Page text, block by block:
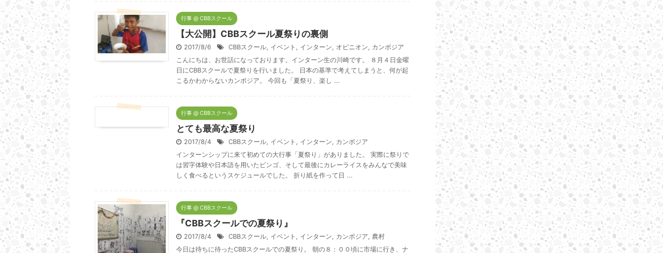
行事 @ CBBスクール
【大公開】CBBスクール夏祭りの裏側
2017/8/6 CBBスクール, イベント , インターン, オピニオン, カンボジア
こんにちは、お世話になっております。インターン生の川崎です。 ８月４日金曜
日にCBBスクールで夏祭りを行いました。 日本の基準で考えてしまうと、何が起
こるかわからないカンボジア。 今回も「夏祭り、楽し ...
行事 @ CBBスクール
とても最高な夏祭り
2017/8/4 CBBスクール, イベント , インターン, カンボジア
インターンシップに来て初めての大行事「夏祭り」がありました。 実際に祭りで
は習字体験や日本語を用いたビンゴ、そして最後にカレーライスをみんなで美味
しく食べるというスケジュールでした。 折り紙を作って日 ...
行事 @ CBBスクール
『CBBスクールでの夏祭り』
2017/8/4 CBBスクール, イベント , インターン, カンボジア, 農村
今日は待ちに待ったCBBスクールでの夏祭り。 朝の８：００頃に市場に行き、ナ